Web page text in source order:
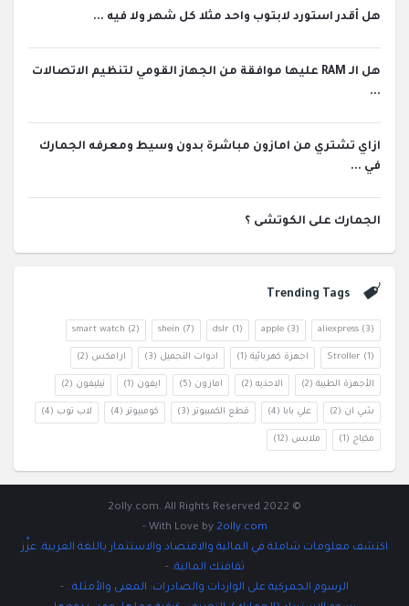
هل أقدر استورد لابتوب واحد مثلا كل شهر ولا فيه ...
هل الـ RAM عليها موافقة من الجهاز القومي لتنظيم الاتصالات
...
ازاي تشتري من امازون مباشرة بدون وسيط ومعرفه الجمارك
في ...
الجمارك على الكوتشى ؟
Trending Tags
aliexpress (3)
apple (3)
dslr (1)
shein (7)
smart watch (2)
Stroller (1) اجهزة كهربائية (1) ادوات التجميل (3) ارامكس (2)
الأجهزة الطبية (2) الاحذيه (2) امازون (5) ايفون (1) تيليفون (2)
شي ان (2) علي بابا (4) قطع الكمبيوتر (3) كومبيوتر (4) لاب توب (4)
مكياج (1) ملابس (12)
© 2022 2olly.com. All Rights Reserved
With Love by 2olly.com
-
اكتشف معلومات شاملة في المالية والاقتصاد والاستثمار باللغة العربية. عزِّز
ثقافتك المالية. -
الرسوم الجمركية على الواردات والصادرات: المعنى والأمثلة . -